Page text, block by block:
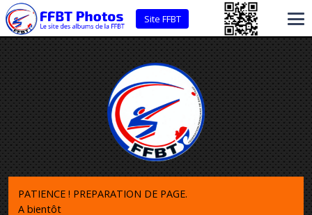
Site FFBT
PATIENCE ! PREPARATION DE PAGE.
A bientôt